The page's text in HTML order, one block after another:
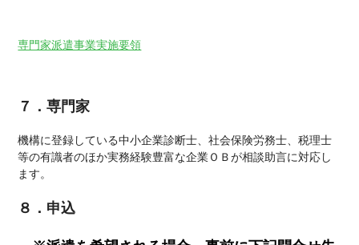
専門家派遣事業実施要領
７．専門家
機構に登録している中小企業診断士、社会保険労務士、税理士
等の有識者のほか実務経験豊富な企業ＯＢが相談助言に対応し
ます。
８．申込